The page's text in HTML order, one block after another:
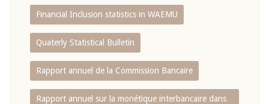
Financial Inclusion statistics in WAEMU
Quaterly Statistical Bulletin
Rapport annuel de la Commission Bancaire
Rapport annuel sur la monétique interbancaire dans